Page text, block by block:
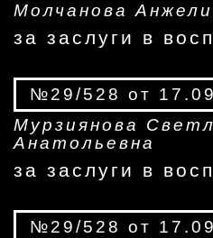
Молчанова
за заслуги в
№29/528 от
Мурзиянова
Анатольевна
за заслуги в
№29/528 от